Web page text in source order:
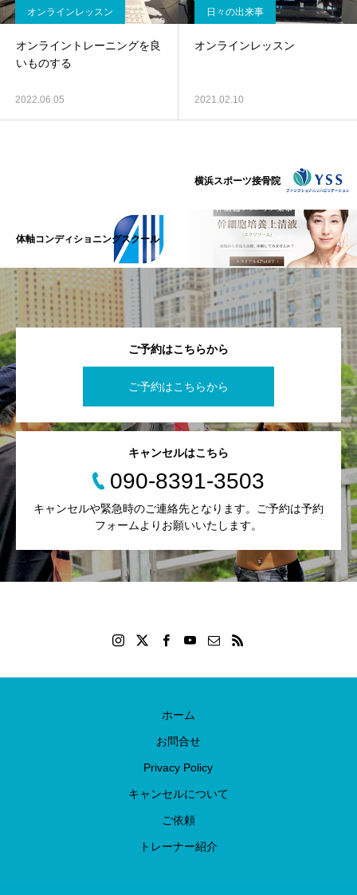
オンラインレッスン
オンライントレーニングを良
いものする
2022.06.05
日々の出来事
オンラインレッスン
2021.02.10
横浜スポーツ接骨院
体軸コンディショニングスクール
ご予約はこちらから
ご予約はこちらから
キャンセルはこちら
090-8391-3503
キャンセルや緊急時のご連絡先となります。ご予約は予約
フォームよりお願いいたします。
ホーム
お問合せ
Privacy Policy
キャンセルについて
ご依頼
トレーナー紹介